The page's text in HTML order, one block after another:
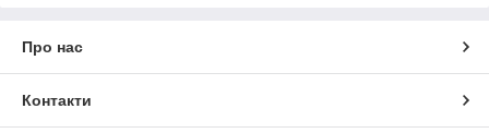
Про нас
Контакти